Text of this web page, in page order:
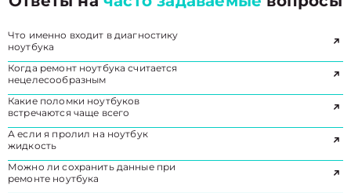
Что именно входит в диагностику
ноутбука
Когда ремонт ноутбука считается
нецелесообразным
Какие поломки ноутбуков
встречаются чаще всего
А если я пролил на ноутбук
жидкость
Можно ли сохранить данные при
ремонте ноутбука